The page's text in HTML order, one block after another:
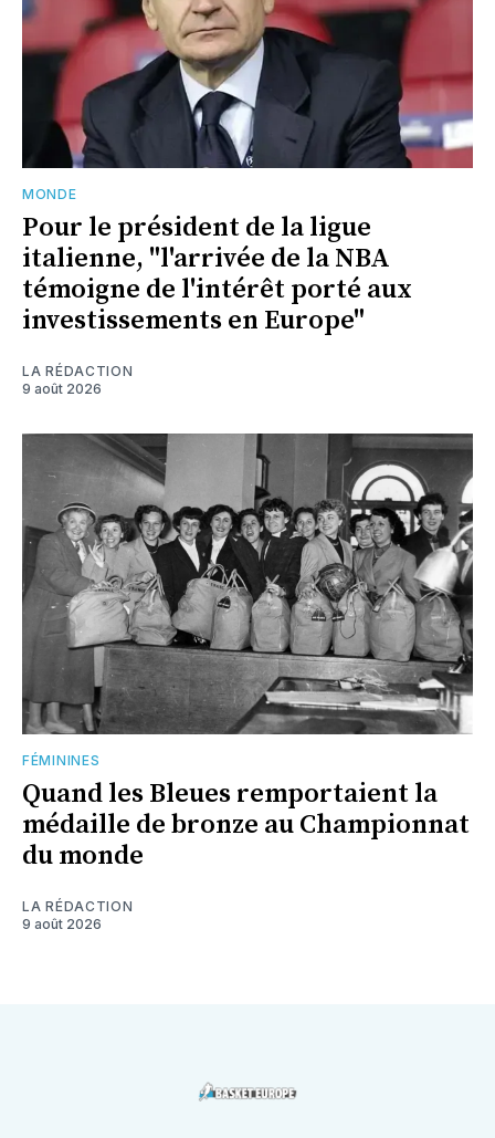
MONDE
Pour le président de la ligue
italienne, "l'arrivée de la NBA
témoigne de l'intérêt porté aux
investissements en Europe"
LA RÉDACTION
9 août 2026
FÉMININES
Quand les Bleues remportaient la
médaille de bronze au Championnat
du monde
LA RÉDACTION
9 août 2026